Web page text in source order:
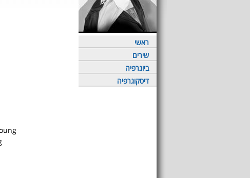
ראשי
שירים
ביוגרפיה
דיסקוגרפיה